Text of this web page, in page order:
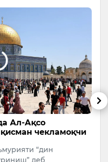
Ал-Ақсо
чекламоқчи
“дин
деб